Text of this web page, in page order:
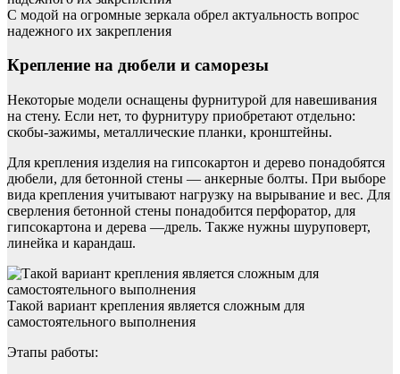
С модой на огромные зеркала обрел актуальность вопрос
надежного их закрепления
Крепление на дюбели и саморезы
Некоторые модели оснащены фурнитурой для навешивания
на стену. Если нет, то фурнитуру приобретают отдельно:
скобы-зажимы, металлические планки, кронштейны.
Для крепления изделия на гипсокартон и дерево понадобятся
дюбели, для бетонной стены — анкерные болты. При выборе
вида крепления учитывают нагрузку на вырывание и вес. Для
сверления бетонной стены понадобится перфоратор, для
гипсокартона и дерева —дрель. Также нужны шуруповерт,
линейка и карандаш.
Такой вариант крепления является сложным для
самостоятельного выполнения
Этапы работы: